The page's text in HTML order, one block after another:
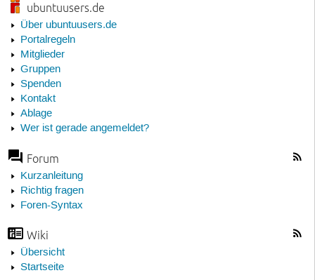
ubuntuusers.de
Über ubuntuusers.de
Portalregeln
Mitglieder
Gruppen
Spenden
Kontakt
Ablage
Wer ist gerade angemeldet?
Forum
Kurzanleitung
Richtig fragen
Foren-Syntax
Wiki
Übersicht
Startseite